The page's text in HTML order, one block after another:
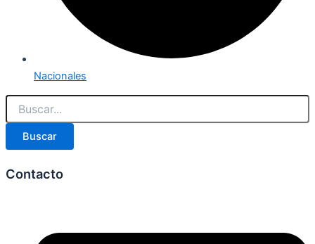
Nacionales
Buscar
Contacto